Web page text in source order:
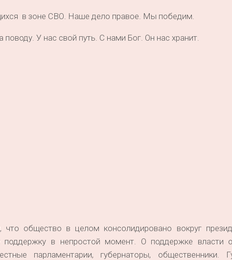
в зоне СВО. Наше дело правое. Мы победим.
поводу. У нас свой путь. С нами Бог. Он нас хранит.
общество в целом консолидировано вокруг
поддержку в непростой момент. О поддержке власти
парламентарии, губернаторы, общественники.